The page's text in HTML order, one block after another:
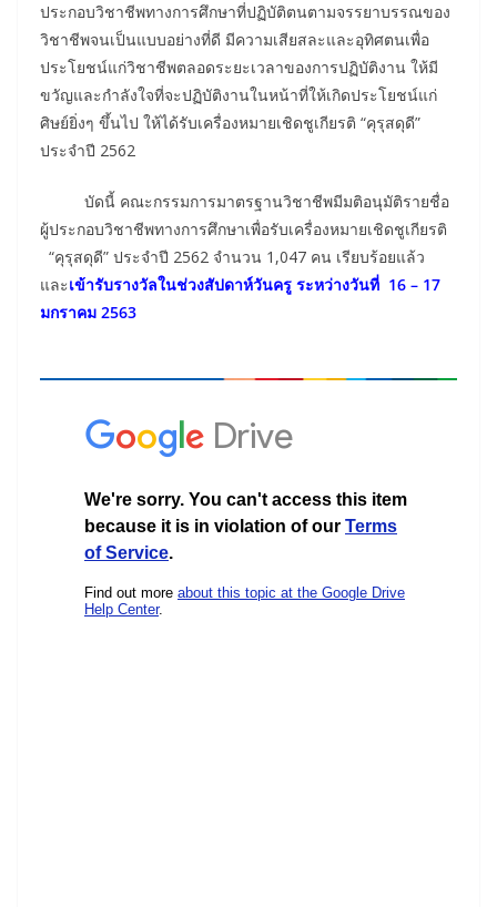
ประกอบวิชาชีพทางการศึกษาที่ปฏิบัติตนตามจรรยาบรรณของ
วิชาชีพจนเป็นแบบอย่างที่ดี มีความเสียสละและอุทิศตนเพื่อ
ประโยชน์แก่วิชาชีพตลอดระยะเวลาของการปฏิบัติงาน ให้มี
ขวัญและกำลังใจที่จะปฏิบัติงานในหน้าที่ให้เกิดประโยชน์แก่
ศิษย์ยิ่งๆ ขึ้นไป ให้ได้รับเครื่องหมายเชิดชูเกียรติ “คุรุสดุดี”
ประจำปี 2562
บัดนี้ คณะกรรมการมาตรฐานวิชาชีพมีมติอนุมัติรายชื่อ
ผู้ประกอบวิชาชีพทางการศึกษาเพื่อรับเครื่องหมายเชิดชูเกียรติ
“คุรุสดุดี” ประจำปี 2562 จำนวน 1,047 คน เรียบร้อยแล้ว
และเข้ารับรางวัลในช่วงสัปดาห์วันครู ระหว่างวันที่ 16 – 17
มกราคม 2563